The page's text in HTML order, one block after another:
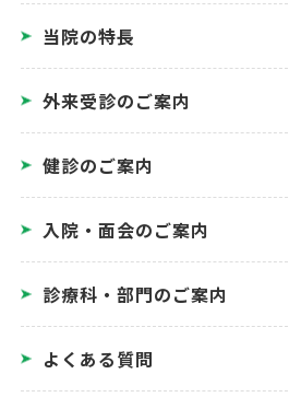
当院の特長
外来受診のご案内
健診のご案内
入院・面会のご案内
診療科・部門のご案内
よくある質問